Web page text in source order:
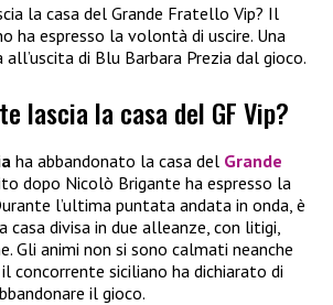
la casa del Grande Fratello Vip? Il
ha espresso la volontà di uscire. Una
di Blu Barbara Prezia dal gioco.
lascia la casa del GF Vip?
ha abbandonato la casa del Grande
dopo Nicolò Brigante ha espresso la
l’ultima puntata andata in onda, è
divisa in due alleanze, con litigi,
Gli animi non si sono calmati neanche
concorrente siciliano ha dichiarato di
il gioco.